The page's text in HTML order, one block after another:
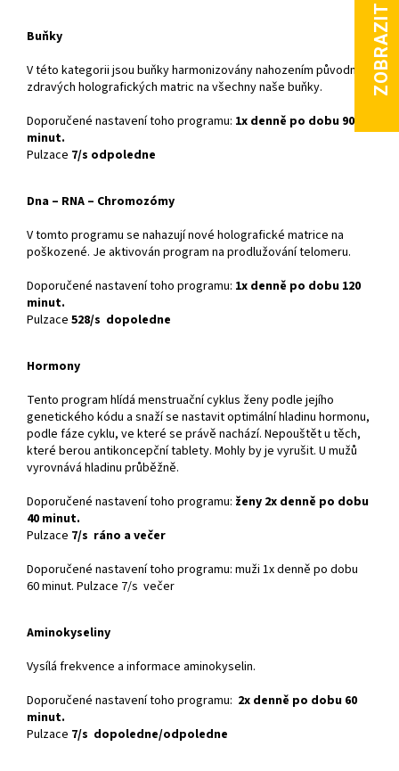
Buňky
V této kategorii jsou buňky harmonizovány nahozením původních
zdravých holografických matric na všechny naše buňky.
Doporučené nastavení toho programu: 1x denně po dobu 90
minut.
Pulzace 7/s odpoledne
Dna – RNA – Chromozómy
V tomto programu se nahazují nové holografické matrice na
poškozené. Je aktivován program na prodlužování telomeru.
Doporučené nastavení toho programu: 1x denně po dobu 120
minut.
Pulzace 528/s dopoledne
Hormony
Tento program hlídá menstruační cyklus ženy podle jejího
genetického kódu a snaží se nastavit optimální hladinu hormonu,
podle fáze cyklu, ve které se právě nachází. Nepouštět u těch,
které berou antikoncepční tablety. Mohly by je vyrušit. U mužů
vyrovnává hladinu průběžně.
Doporučené nastavení toho programu: ženy 2x denně po dobu
40 minut.
Pulzace 7/s ráno a večer
Doporučené nastavení toho programu: muži 1x denně po dobu
60 minut. Pulzace 7/s večer
Aminokyseliny
Vysílá frekvence a informace aminokyselin.
Doporučené nastavení toho programu: 2x denně po dobu 60
minut.
Pulzace 7/s dopoledne/odpoledne